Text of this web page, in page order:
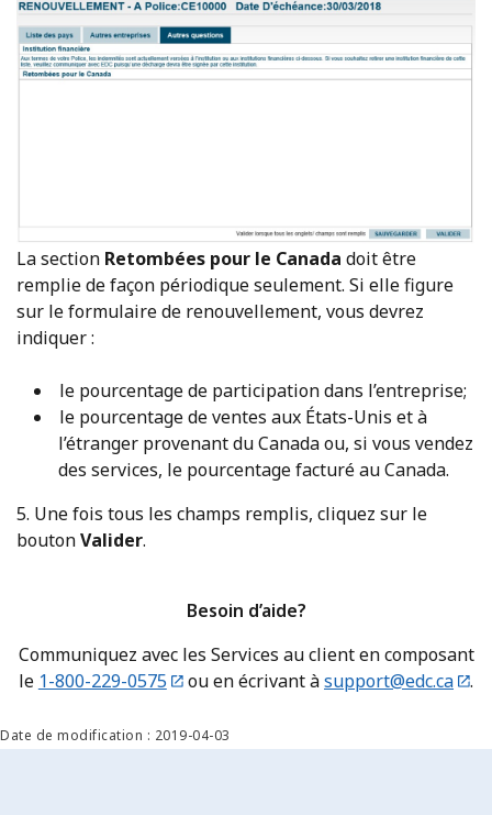
La section Retombées pour le Canada doit être
remplie de façon périodique seulement. Si elle figure
sur le formulaire de renouvellement, vous devrez
indiquer :
le pourcentage de participation dans l’entreprise;
le pourcentage de ventes aux États-Unis et à
l’étranger provenant du Canada ou, si vous vendez
des services, le pourcentage facturé au Canada.
5. Une fois tous les champs remplis, cliquez sur le
boutonValider.
Besoin d’aide?
Communiquez avec les Services au client en composant
le 1-800-229-0575 ou en écrivant àsupport@edc.ca .
Date de modification : 2019-04-03